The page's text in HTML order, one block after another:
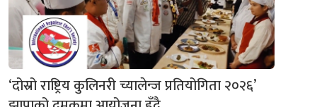
‘दोस्रो राष्ट्रिय कुलिनरी च्यालेन्ज प्रतियोगिता २०२६’